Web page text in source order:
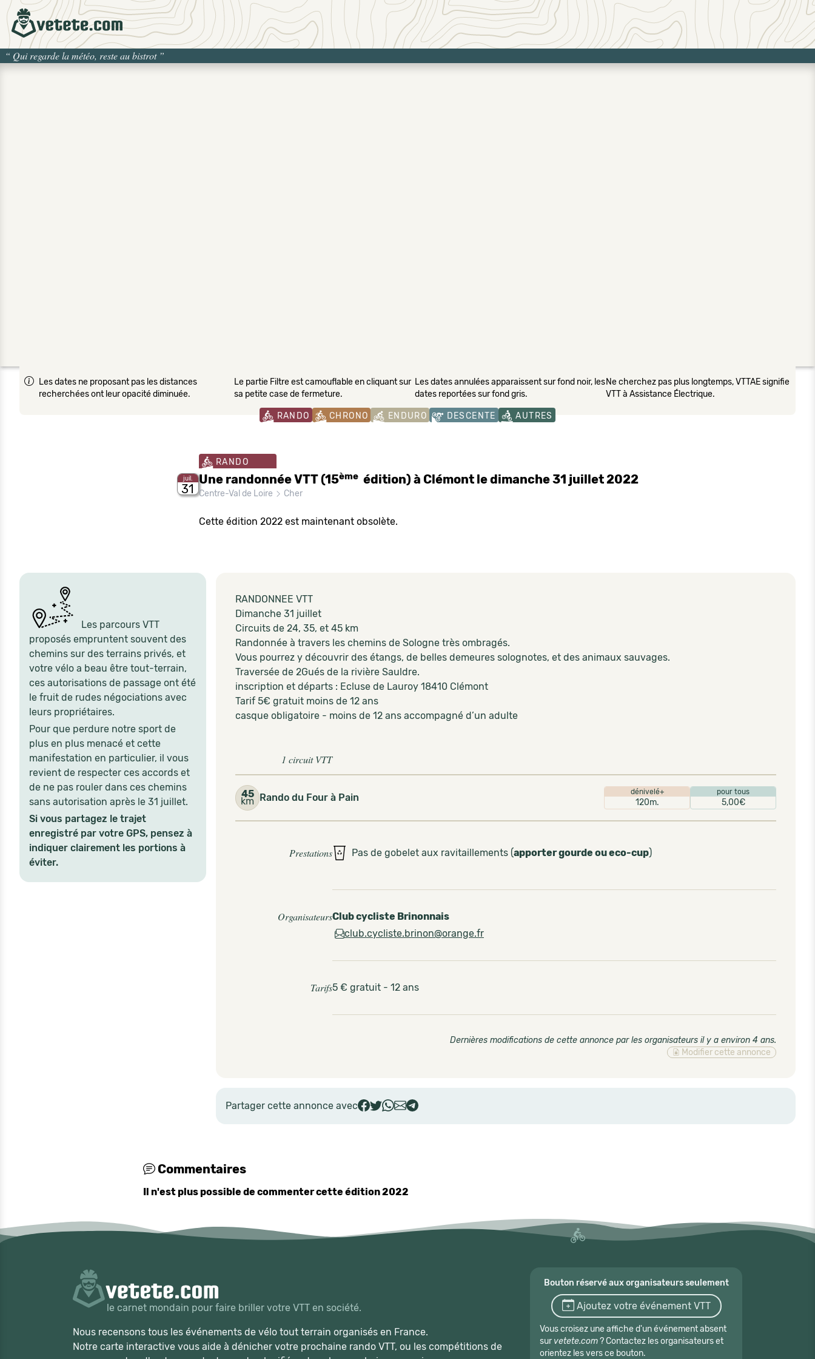
“ Qui regarde la météo, reste au bistrot”
Les dates ne proposant pas les distances
recherchées ont leur opacité diminuée.
Le partie Filtre est camouflable en cliquant sur
sa petite case de fermeture.
Les dates annulées apparaissent sur fond noir, les
dates reportées sur fond gris.
Ne cherchez pas plus longtemps, VTTAE signifie
VTT à Assistance Électrique.
RANDO CHRONO ENDURO DESCENTE AUTRES
juil.
31
RANDO
Une randonnée VTT (15èmeédition) à Clémont le dimanche 31 juillet 2022
Centre-Val de Loire Cher
Cette édition 2022 est maintenant obsolète.
Les parcours VTT
proposés empruntent souvent des
chemins sur des terrains privés, et
votre vélo a beau être tout-terrain,
ces autorisations de passage ont été
le fruit de rudes négociations avec
leurs propriétaires.
Pour que perdure notre sport de
plus en plus menacé et cette
manifestation en particulier, il vous
revient de respecter ces accords et
de ne pas rouler dans ces chemins
sans autorisation après le 31 juillet.
Si vous partagez le trajet
enregistré par votre GPS, pensez à
indiquer clairement les portions à
éviter.
RANDONNEE VTT
Dimanche 31 juillet
Circuits de 24, 35, et 45 km
Randonnée à travers les chemins de Sologne très ombragés.
Vous pourrez y découvrir des étangs, de belles demeures solognotes, et des animaux sauvages.
Traversée de 2Gués de la rivière Sauldre.
inscription et départs : Ecluse de Lauroy 18410 Clémont
Tarif 5€ gratuit moins de 12 ans
casque obligatoire - moins de 12 ans accompagné d’un adulte
1 circuit VTT
45
km Rando du Four à Pain dénivelé+
120m.
pour tous
5,00€
Prestations Pas de gobelet aux ravitaillements (apporter gourde ou eco-cup)
OrganisateursClub cycliste Brinonnais
club.cycliste.brinon@orange.fr
Tarifs5 € gratuit - 12 ans
Dernières modifications de cette annonce par les organisateurs il y a environ 4 ans.
Modifier cette annonce
Partager cette annonce avec
Commentaires
Il n'est plus possible de commenter cette édition 2022
le carnet mondain pour faire briller votre VTT en société.
Nous recensons tous les événements de vélo tout terrain organisés en France.
Notre carte interactive vous aide à dénicher votre prochaine rando VTT, ou les compétitions de
Bouton réservé aux organisateurs seulement
Ajoutez votre événement VTT
Vous croisez une affiche d'un événement absent
sur vetete.com? Contactez les organisateurs et
orientez les vers ce bouton.